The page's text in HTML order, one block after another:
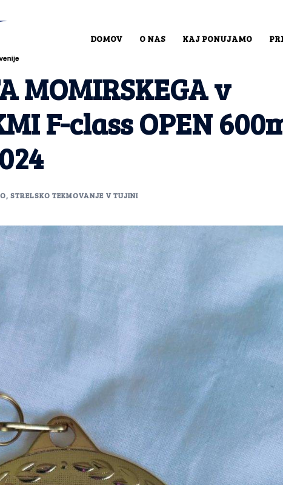
DOMOV O NAS KAJ PONUJAMO
MOMIRSKEGA v
F-class OPEN
, STRELSKO TEKMOVANJE V TUJINI